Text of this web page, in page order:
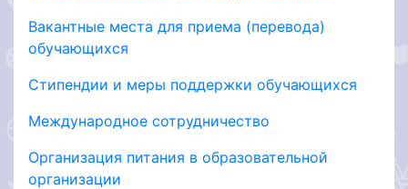
Вакантные места для приема (перевода)
обучающихся
Стипендии и меры поддержки обучающихся
Международное сотрудничество
Организация питания в образовательной
организации